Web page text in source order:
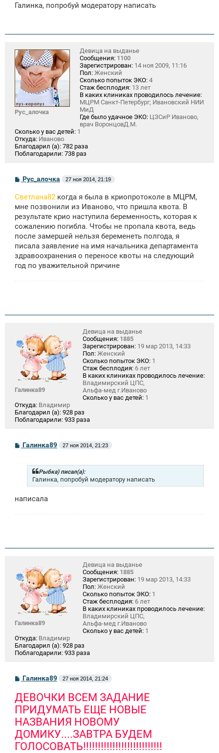
б
и
Галинка, попробуй модератору написать
Рус_алочка
Девица на выданье
Сообщения: 1100
Зарегистрирован: 14 ноя 2009, 11:16
Пол: Женский
Сколько попыток ЭКО: 4
Стаж бесплодия: 13 лет
В каких клиниках проводилось лечение:
МЦРМ Санкт-Петербург; Ивановский НИИ
МиД
Где было удачное ЭКО: ЦЗСиР Иваново,
врач ВоронцовД.М.
Сколько у вас детей: 1
Откуда: Иваново
Благодарил (а): 782 раза
Поблагодарили: 738 раз
С
б
щ
н
и
Рус_алочка 27 ноя 2014, 21:19
Светлана82 когда я была в криопротоколе в МЦРМ,
мне позвонили из Иваново, что пришла квота. В
результате крио наступила беременность, которая к
сожалению погибла. Чтобы не пропала квота, ведь
после замершей нельзя беременеть полгода, я
писала заявление на имя начальника департамента
здравоохранения о переносе квоты на следующий
год по уважительной причине
Галинка89
Девица на выданье
Сообщения: 1885
Зарегистрирован: 19 мар 2013, 14:33
Пол: Женский
Сколько попыток ЭКО: 1
Стаж бесплодия: 6 лет
В каких клиниках проводилось лечение:
Владимирский ЦПС,
Альфа-мед г.Иваново
Сколько у вас детей: 1
Откуда: Владимир
Благодарил (а): 928 раз
Поблагодарили: 933 раза
С
о
е
Галинка89 27 ноя 2014, 21:23
Рыбка) писал(а):
Галинка, попробуй модератору написать
написала
Галинка89
Девица на выданье
Сообщения: 1885
Зарегистрирован: 19 мар 2013, 14:33
Пол: Женский
Сколько попыток ЭКО: 1
Стаж бесплодия: 6 лет
В каких клиниках проводилось лечение:
Владимирский ЦПС,
Альфа-мед г.Иваново
Сколько у вас детей: 1
Откуда: Владимир
Благодарил (а): 928 раз
Поблагодарили: 933 раза
С
щ
н
и
е
Галинка89 27 ноя 2014, 21:24
ДЕВОЧКИ ВСЕМ ЗАДАНИЕ
ПРИДУМАТЬ ЕЩЕ НОВЫЕ
НАЗВАНИЯ НОВОМУ
ДОМИКУ....ЗАВТРА БУДЕМ
ГОЛОСОВАТЬ!!!!!!!!!!!!!!!!!!!!!!!!!!!